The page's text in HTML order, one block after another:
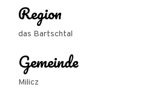
Zugang zum Vogelhaus: von
Nový Zámek in der Nähe
Wanderweg und dem
ist das Vogelhaus auf dem
Region
das Bartschtal
Gemeinde
Milicz